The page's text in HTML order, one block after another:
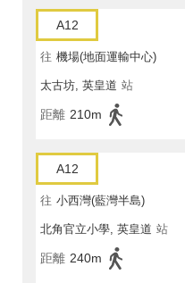
A12
往 機場(地面運輸中心)
太古坊, 英皇道 站
距離 210m
A12
往 小西灣(藍灣半島)
北角官立小學, 英皇道 站
距離 240m